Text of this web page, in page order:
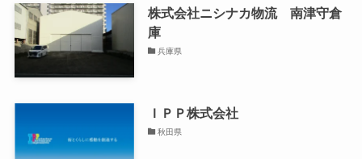
株式会社ニシナカ物流 南津守倉
庫
兵庫県
ＩＰＰ株式会社
秋田県